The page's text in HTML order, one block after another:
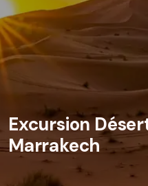
Excursion
Marrakech